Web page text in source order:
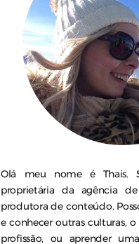
Olá meu nome é Thais.
proprietária da agência
produtora de conteúdo.
e conhecer outras culturas,
profissão, ou aprender